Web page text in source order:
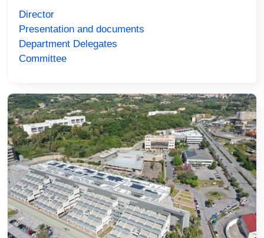
Director
Presentation and documents
Department Delegates
Committee
Immagine